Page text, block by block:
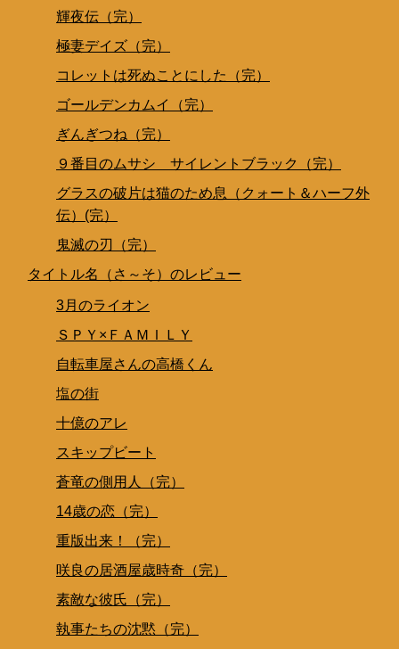
輝夜伝（完）
極妻デイズ（完）
コレットは死ぬことにした（完）
ゴールデンカムイ（完）
ぎんぎつね（完）
９番目のムサシ サイレントブラック（完）
グラスの破片は猫のため息（クォート＆ハーフ外
伝）(完）
鬼滅の刃（完）
タイトル名（さ～そ）のレビュー
3月のライオン
ＳＰＹ×ＦＡＭＩＬＹ
自転車屋さんの高橋くん
塩の街
十億のアレ
スキップビート
蒼竜の側用人（完）
14歳の恋（完）
重版出来！（完）
咲良の居酒屋歳時奇（完）
素敵な彼氏（完）
執事たちの沈黙（完）